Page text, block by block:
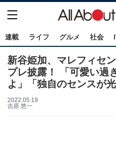
連載 ライフ グルメ 社会
新谷姫加、マレフィセ
プレ披露！ 「可愛い過
よ」「独自のセンスが光
2022.05.19
吉原 悠一